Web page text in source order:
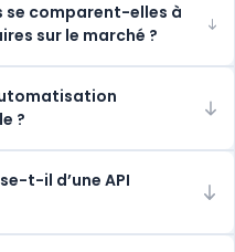
comparent-elles à
sur le marché ?
?
t-il d’une API